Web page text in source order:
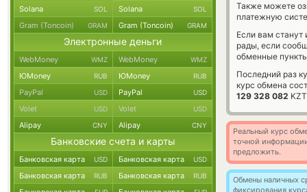
Также можете
платежную
Если вам
рады, если
обменные
Последний раз
курс обмена
129 328 082
Реальный курс
точной
предложить.
Обмены наличных
фиксирования
Solana SOL Solana SOL
Gram (Toncoin) GRAM Gram (Toncoin) GRAM
Электронные деньги
WebMoney WMZ WebMoney WMZ
ЮMoney RUB ЮMoney RUB
PayPal USD PayPal USD
Volet USD Volet USD
Alipay CNY Alipay CNY
Банковские счета и карты
Банковская карта USD Банковская карта USD
Банковская карта RUB Банковская карта RUB